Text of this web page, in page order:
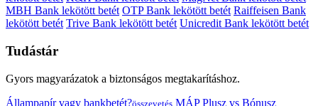
MBH Bank lekötött betét OTP Bank lekötött betét Raiffeisen Bank
lekötött betét Trive Bank lekötött betét Unicredit Bank lekötött betét
Tudástár
Gyors magyarázatok a biztonságos megtakarításhoz.
Állampapír vagy bankbetét?összevetés MÁP Plusz vs Bónusz